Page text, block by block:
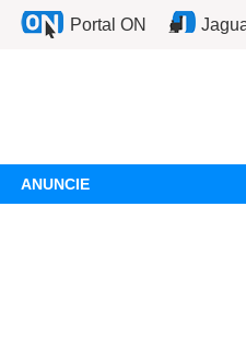
Portal ON
ANUNCIE